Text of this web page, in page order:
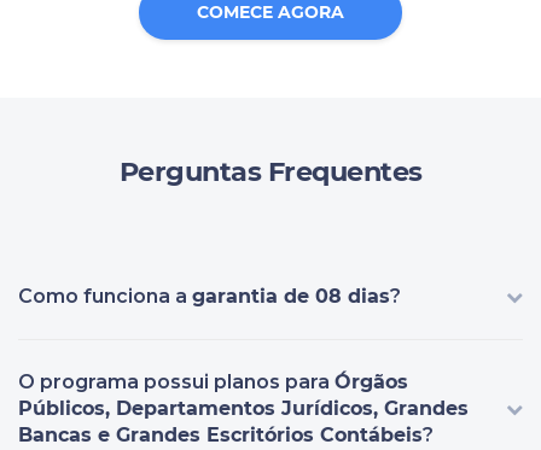
COMECE AGORA
Perguntas Frequentes
Como funciona a garantia de 08 dias?
O programa possui planos para Órgãos
Públicos, Departamentos Jurídicos, Grandes
Bancas e Grandes Escritórios Contábeis?